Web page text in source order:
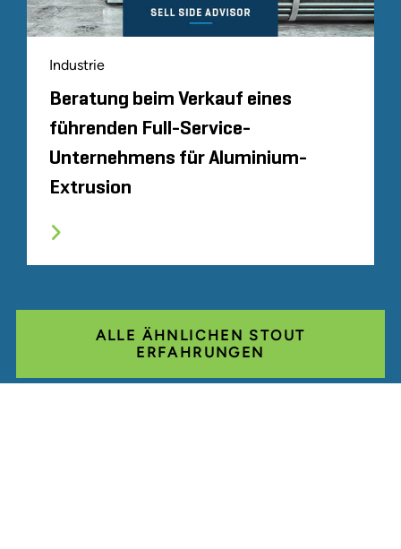
Industrie
Beratung beim Verkauf eines
führenden Full-Service-
Unternehmens für Aluminium-
Extrusion
ALLE ÄHNLICHEN STOUT
ERFAHRUNGEN